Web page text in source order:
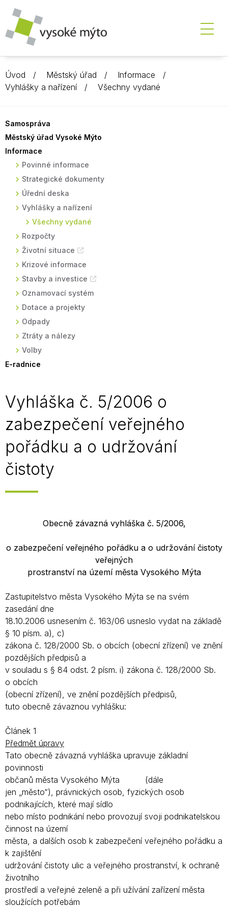
Úvod Městský úřad
Informace
Vyhlášky a nařízení
Všechny vydané
Samospráva
Městský úřad Vysoké Mýto
Informace
Povinné informace
Strategické dokumenty
Úřední deska
Vyhlášky a nařízení
Všechny vydané
Rozpočty
Životní situace
Krizové informace
Stavby a investice
Oznamovací systém
Dotace a projekty
Odpady
Ztráty a nálezy
Volby
E-radnice
Vyhláška č. 5/2006 o
zabezpečení veřejného
pořádku a o udržování
čistoty
Obecně závazná vyhláška č. 5/2006,
o zabezpečení veřejného pořádku a o udržování čistoty
veřejných
prostranství na území města Vysokého Mýta
Zastupitelstvo města Vysokého Mýta se na svém
zasedání dne
18.10.2006 usnesením č. 163/06 usneslo vydat na základě
§ 10 písm. a), c)
zákona č. 128/2000 Sb. o obcích (obecní zřízení) ve znění
pozdějších předpisů a
v souladu s § 84 odst. 2 písm. i) zákona č. 128/2000 Sb.
o obcích
(obecní zřízení), ve znění pozdějších předpisů,
tuto obecně závaznou vyhlášku:
Článek 1
Předmět úpravy
Tato obecně závazná vyhláška upravuje základní
povinnosti
občanů města Vysokého Mýta (dále
jen „město“), právnických osob, fyzických osob
podnikajících, které mají sídlo
nebo místo podnikání nebo provozují svoji podnikatelskou
činnost na území
města, a dalších osob k zabezpečení veřejného pořádku a
k zajištění
udržování čistoty ulic a veřejného prostranství, k ochraně
životního
prostředí a veřejné zeleně a při užívání zařízení města
sloužících potřebám